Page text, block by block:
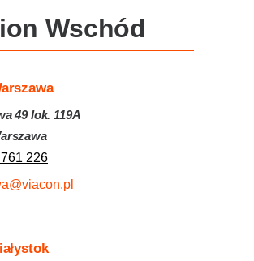
Wschód
49 lok. 119A
226